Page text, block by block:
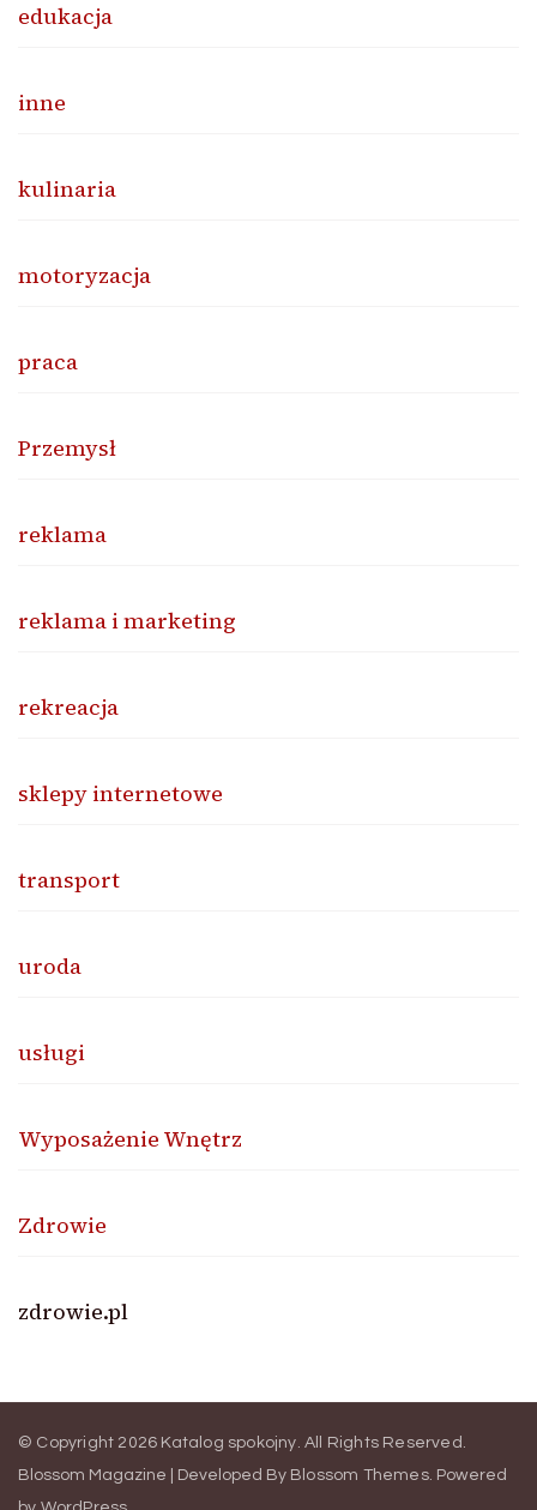
edukacja
inne
kulinaria
motoryzacja
praca
Przemysł
reklama
reklama i marketing
rekreacja
sklepy internetowe
transport
uroda
usługi
Wyposażenie Wnętrz
Zdrowie
zdrowie.pl
© Copyright 2026 Katalog spokojny. All Rights Reserved.
Blossom Magazine | Developed By Blossom Themes. Powered